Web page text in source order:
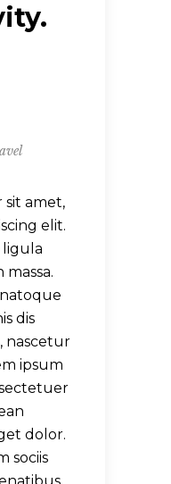
sit amet,
elit.
ligula
dis
nascetur
ipsum
dolor.
sociis